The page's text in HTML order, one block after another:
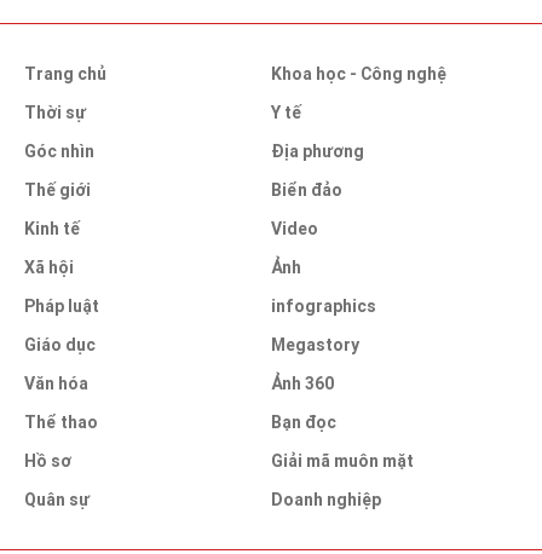
Trang chủ
Thời sự
Góc nhìn
Thế giới
Kinh tế
Xã hội
Pháp luật
Giáo dục
Văn hóa
Thể thao
Hồ sơ
Quân sự
Khoa học - Công nghệ
Y tế
Địa phương
Biển đảo
Video
Ảnh
infographics
Megastory
Ảnh 360
Bạn đọc
Giải mã muôn mặt
Doanh nghiệp